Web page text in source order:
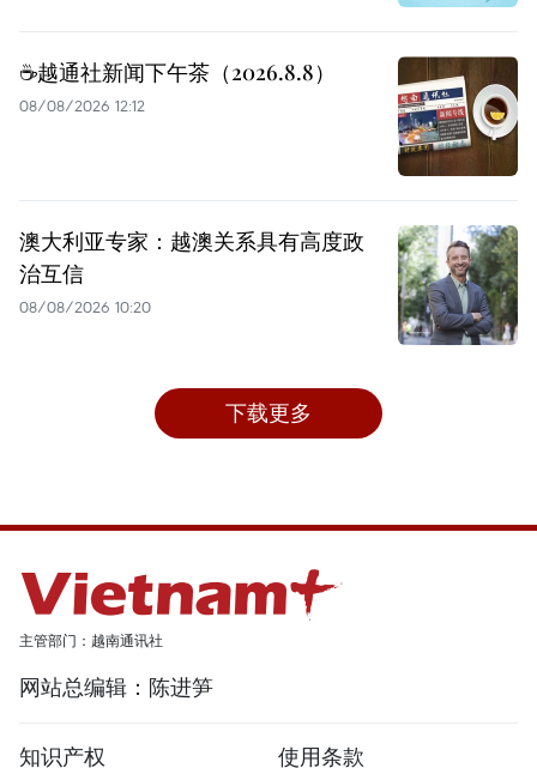
☕️越通社新闻下午茶（2026.8.8）
08/08/2026 12:12
澳大利亚专家：越澳关系具有高度政
治互信
08/08/2026 10:20
下载更多
主管部门：越南通讯社
网站总编辑：陈进笋
知识产权 使用条款